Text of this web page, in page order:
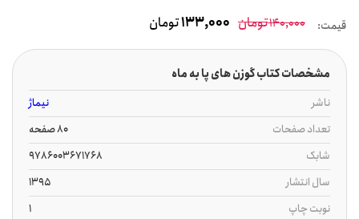
قیمت: 140,000تومان 133,000تومان
مشخصات کتاب گوزن های پا به ماه
ناشر
نیماژ
تعداد صفحات
80 صفحه
شابک
9786003671768
سال انتشار
1395
نوبت چاپ
1